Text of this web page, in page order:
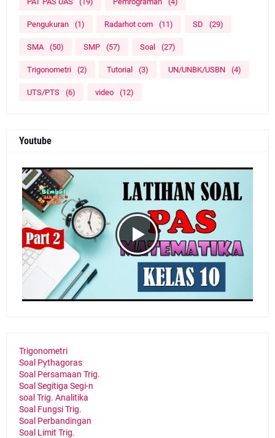
Pengukuran (1) Radarhot com (11) SD (29)
SMA (50) SMP (57) Soal (27)
Trigonometri (2) Tutorial (3) UN/UNBK/USBN (4)
UTS/PTS (6) video (12)
Youtube
Trigonometri
Soal Pythagoras
Soal Persamaan Trig.
Soal Segitiga Segi-n
soal Trig. Analitika
Soal Fungsi Trig.
Soal Perbandingan
Soal Limit Trig.